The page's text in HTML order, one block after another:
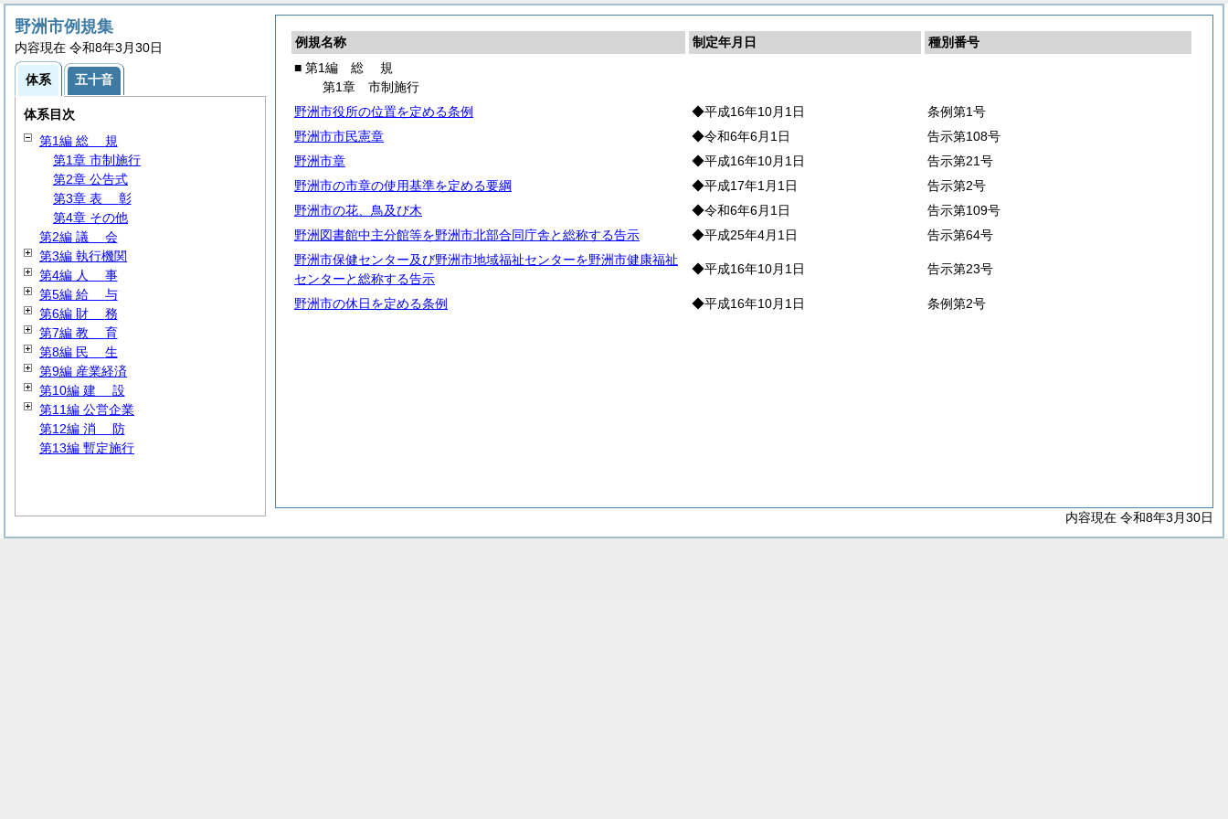
例規名称 制定年月日
種別番号
■ 第1編 総 規
第1章 市制施行
野洲市役所の位置を定める条例
◆平成16年10月1日
条例第1号
野洲市市民憲章
◆令和6年6月1日
告示第108号
野洲市章
◆平成16年10月1日
告示第21号
野洲市の市章の使用基準を定める要綱
◆平成17年1月1日
告示第2号
野洲市の花、鳥及び木
◆令和6年6月1日
告示第109号
野洲図書館中主分館等を野洲市北部合同庁舎と総称する告示
◆平成25年4月1日
告示第64号
野洲市保健センター及び野洲市地域福祉センターを野洲市健康福祉
センターと総称する告示
◆平成16年10月1日 告示第23号
野洲市の休日を定める条例 ◆平成16年10月1日 条例第2号
内容現在 令和8年3月30日
野洲市例規集
内容現在 令和8年3月30日
体系 五十音
体系目次
第1編 総 規
第1章 市制施行
第2章 公告式
第3章 表 彰
第4章 その他
第2編 議 会
第3編 執行機関
第4編 人 事
第5編 給 与
第6編 財 務
第7編 教 育
第8編 民 生
第9編 産業経済
第10編 建 設
第11編 公営企業
第12編 消 防
第13編 暫定施行